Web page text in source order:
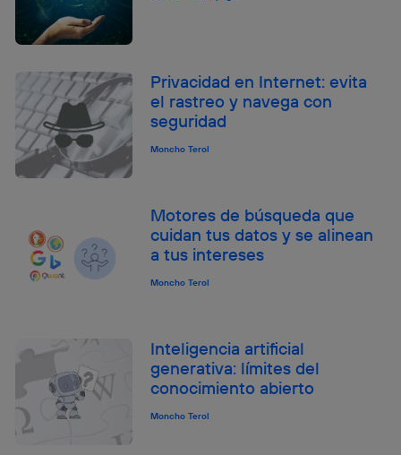
Privacidad en Internet: evita
el rastreo y navega con
seguridad
Moncho Terol
Motores de búsqueda que
cuidan tus datos y se alinean
a tus intereses
Moncho Terol
Inteligencia artificial
generativa: límites del
conocimiento abierto
Moncho Terol